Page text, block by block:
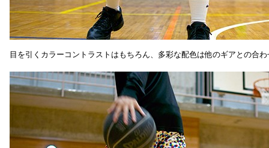
目を引くカラーコントラストはもちろん、多彩な配色は他のギアとの合